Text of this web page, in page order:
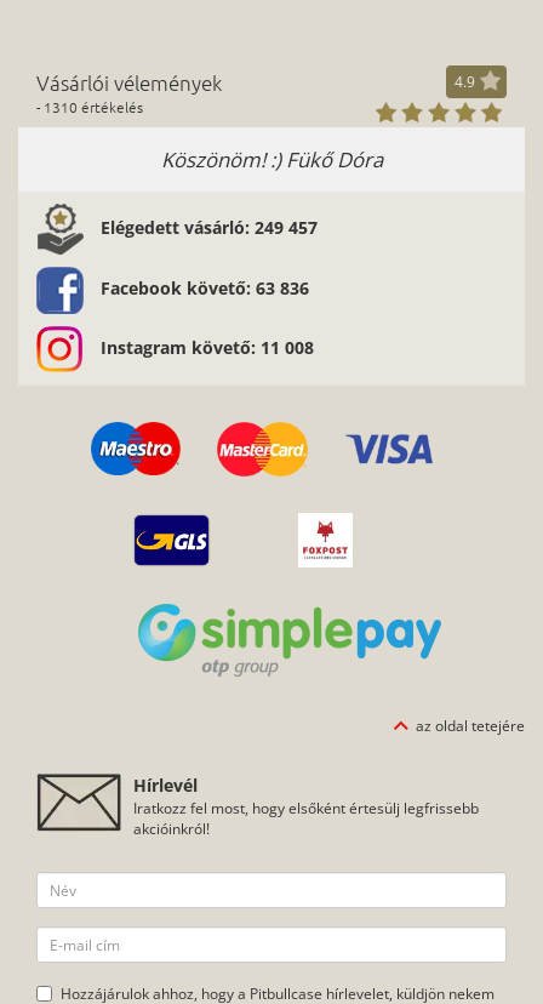
Vásárlói vélemények
- 1310 értékelés
4.9
Köszönöm! :) Fükő Dóra
Elégedett vásárló: 249 457
Facebook követő: 63 836
Instagram követő: 11 008
az oldal tetejére
Hírlevél
Iratkozz fel most, hogy elsőként értesülj legfrissebb
akcióinkról!
Hozzájárulok ahhoz, hogy a Pitbullcase hírlevelet, küldjön nekem